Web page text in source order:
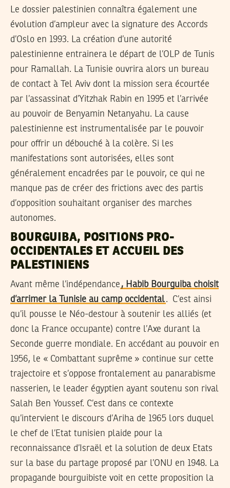
Le dossier palestinien connaîtra également une
évolution d’ampleur avec la signature des Accords
d’Oslo en 1993. La création d’une autorité
palestinienne entrainera le départ de l’OLP de Tunis
pour Ramallah. La Tunisie ouvrira alors un bureau
de contact à Tel Aviv dont la mission sera écourtée
par l’assassinat d’Yitzhak Rabin en 1995 et l’arrivée
au pouvoir de Benyamin Netanyahu. La cause
palestinienne est instrumentalisée par le pouvoir
pour offrir un débouché à la colère. Si les
manifestations sont autorisées, elles sont
généralement encadrées par le pouvoir, ce qui ne
manque pas de créer des frictions avec des partis
d’opposition souhaitant organiser des marches
autonomes.
BOURGUIBA, POSITIONS PRO-
OCCIDENTALES ET ACCUEIL DES
PALESTINIENS
Avant même l’indépendance , Habib Bourguiba choisit
d’arrimer la Tunisie au camp occidental. C’est ainsi
qu’il pousse le Néo-destour à soutenir les alliés (et
donc la France occupante) contre l’Axe durant la
Seconde guerre mondiale. En accédant au pouvoir en
1956, le « Combattant suprême » continue sur cette
trajectoire et s’oppose frontalement au panarabisme
nasserien, le leader égyptien ayant soutenu son rival
Salah Ben Youssef. C’est dans ce contexte
qu’intervient le discours d’Ariha de 1965 lors duquel
le chef de l’Etat tunisien plaide pour la
reconnaissance d’Israël et la solution de deux Etats
sur la base du partage proposé par l’ONU en 1948. La
propagande bourguibiste voit en cette proposition la